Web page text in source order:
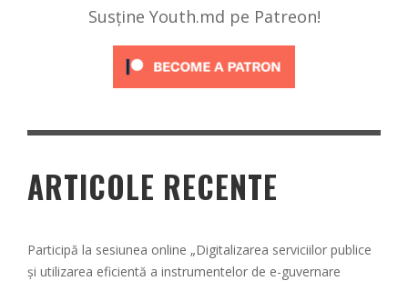
Susține Youth.md pe Patreon!
ARTICOLE RECENTE
Participă la sesiunea online „Digitalizarea serviciilor publice
și utilizarea eficientă a instrumentelor de e-guvernare